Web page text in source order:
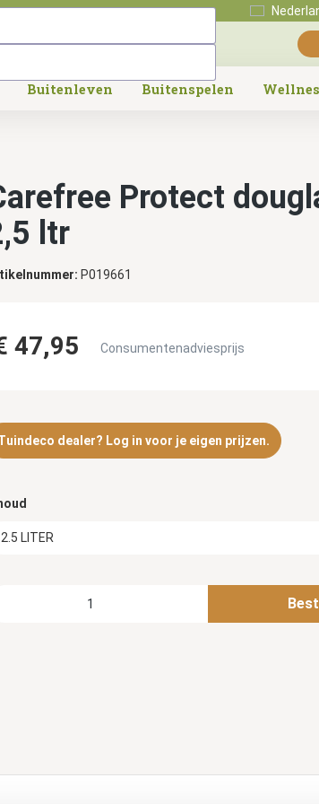
Buitenleven Buitenspelen
Protect
ltr
P019661
47,95 Consumentenadviesprijs
dealer? Log in voor je eigen prijzen.
2.5 LITER